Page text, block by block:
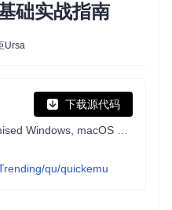
础实战指南
Ursa
下载源代码
qu/quickemu